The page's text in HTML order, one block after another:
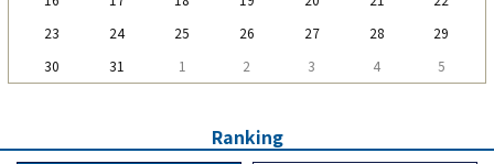
23
24 25 26 27 28
29
30
31 1 2 3 4 5
Ranking